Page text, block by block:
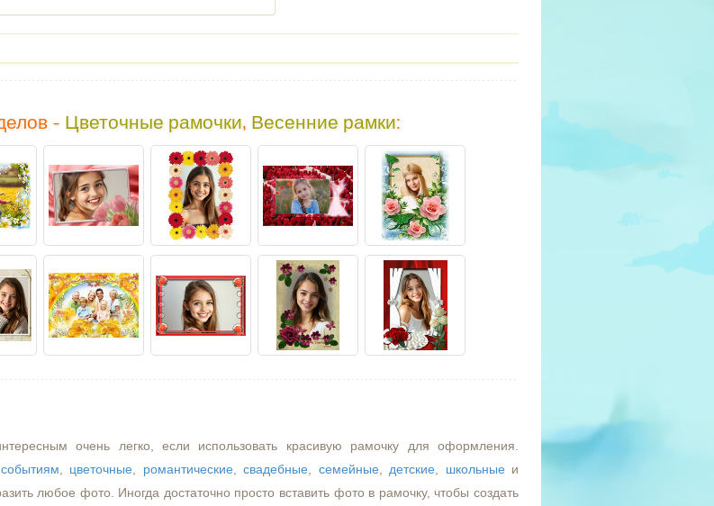
- Цветочные рамочки, Весенние рамки:
очень легко, если использовать красивую рамочку для оформления.
цветочные романтические ,свадебные семейные детские школьные и
любое фото. Иногда достаточно просто вставить фото в рамочку, чтобы создать